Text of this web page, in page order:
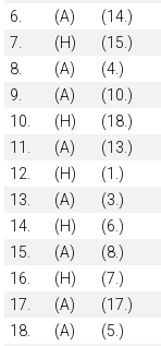
6.
(A) (14.)
7.
(H) (15.)
8.
(A) (4.)
9.
(A) (10.)
10.
(H) (18.)
11.
(A) (13.)
12.
(H) (1.)
13.
(A) (3.)
14.
(H) (6.)
15.
(A) (8.)
16.
(H) (7.)
17.
(A) (17.)
18.
(A) (5.)